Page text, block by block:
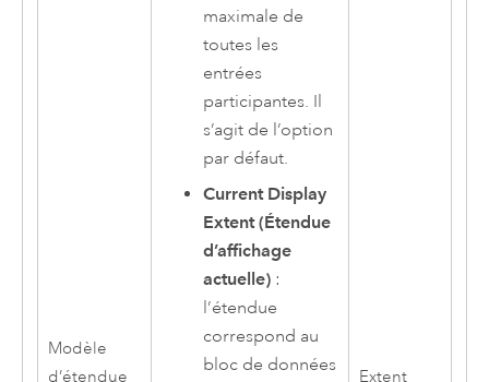
Modèle
d’étendue
maximale de
toutes les
entrées
participantes. Il
s’agit de l’option
par défaut.
Current Display
Extent (Étendue
d’affichage
actuelle) :
l’étendue
correspond au
bloc de données
Extent